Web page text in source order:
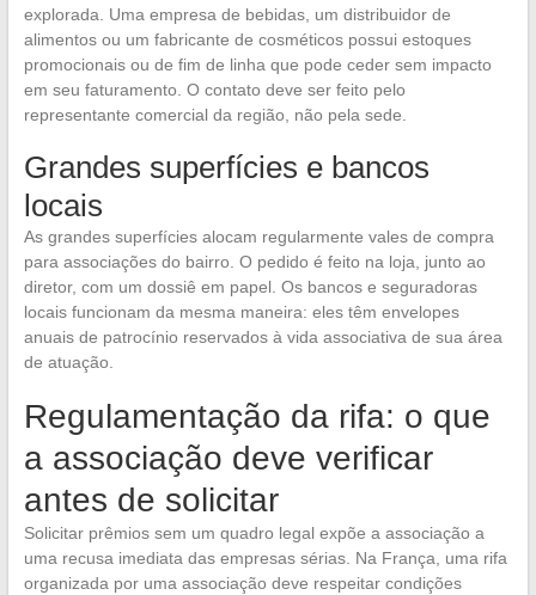
explorada. Uma empresa de bebidas, um distribuidor de
alimentos ou um fabricante de cosméticos possui estoques
promocionais ou de fim de linha que pode ceder sem impacto
em seu faturamento. O contato deve ser feito pelo
representante comercial da região, não pela sede.
Grandes superfícies e bancos
locais
As grandes superfícies alocam regularmente vales de compra
para associações do bairro. O pedido é feito na loja, junto ao
diretor, com um dossiê em papel. Os bancos e seguradoras
locais funcionam da mesma maneira: eles têm envelopes
anuais de patrocínio reservados à vida associativa de sua área
de atuação.
Regulamentação da rifa: o que
a associação deve verificar
antes de solicitar
Solicitar prêmios sem um quadro legal expõe a associação a
uma recusa imediata das empresas sérias. Na França, uma rifa
organizada por uma associação deve respeitar condições